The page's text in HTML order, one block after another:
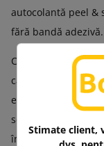
autocolantă peel &
fără bandă adezivă.
Ce merită să
cataloage,
electronice și
seturi
în ambalaje
Stimate client,